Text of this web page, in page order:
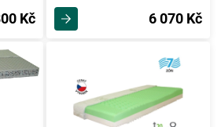
Kč 6 070 Kč